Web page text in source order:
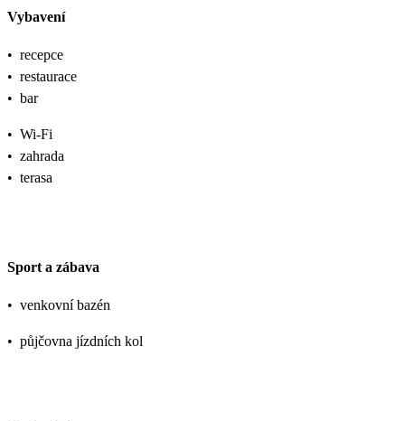
Vybavení
• recepce
• restaurace
• bar
• Wi-Fi
• zahrada
• terasa
Sport a zábava
• venkovní bazén
• půjčovna jízdních kol